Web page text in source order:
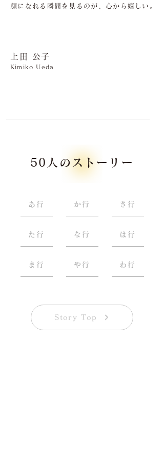
顔になれる瞬間を見るのが、心から嬉しい。
上田 公子
Kimiko Ueda
50人のストーリー
あ行
た行
ま行
か行
な行
や行
さ行
は行
わ行
Story Top